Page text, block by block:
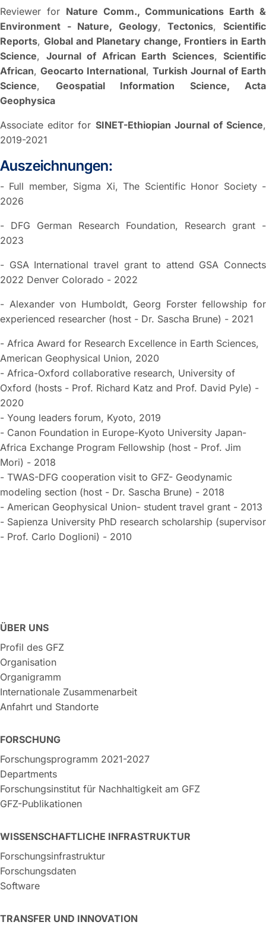
Reviewer for Nature Comm., Communications Earth &
Environment - Nature, Geology,Tectonics,Scientific
Reports, Global and Planetary change, Frontiers in Earth
Science, Journal of African Earth Sciences, Scientific
African, Geocarto International, Turkish Journal of Earth
Science, Geospatial Information Science, Acta
Geophysica
Associate editor for SINET-Ethiopian Journal of Science,
2019-2021
Auszeichnungen:
- Full member, Sigma Xi, The Scientific Honor Society -
2026
- DFG German Research Foundation, Research grant -
2023
- GSA International travel grant to attend GSA Connects
2022 Denver Colorado - 2022
- Alexander von Humboldt, Georg Forster fellowship for
experienced researcher (host - Dr. Sascha Brune) - 2021
- Africa Award for Research Excellence in Earth Sciences,
American Geophysical Union, 2020
- Africa-Oxford collaborative research, University of
Oxford (hosts - Prof. Richard Katz and Prof. David Pyle) -
2020
- Young leaders forum, Kyoto, 2019
- Canon Foundation in Europe-Kyoto University Japan-
Africa Exchange Program Fellowship (host - Prof. Jim
Mori) - 2018
- TWAS-DFG cooperation visit to GFZ- Geodynamic
modeling section (host - Dr. Sascha Brune) - 2018
- American Geophysical Union- student travel grant - 2013
- Sapienza University PhD research scholarship (supervisor
- Prof. Carlo Doglioni) - 2010
ÜBER UNS
Profil des GFZ
Organisation
Organigramm
Internationale Zusammenarbeit
Anfahrt und Standorte
FORSCHUNG
Forschungsprogramm 2021-2027
Departments
Forschungsinstitut für Nachhaltigkeit am GFZ
GFZ-Publikationen
WISSENSCHAFTLICHE INFRASTRUKTUR
Forschungsinfrastruktur
Forschungsdaten
Software
TRANSFER UND INNOVATION